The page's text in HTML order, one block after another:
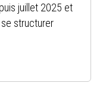
juillet 2025 et
structurer